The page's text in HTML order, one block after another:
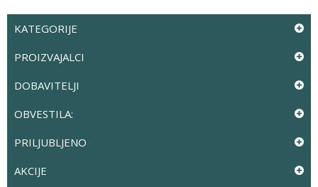
KATEGORIJE
PROIZVAJALCI
DOBAVITELJI
OBVESTILA:
PRILJUBLJENO
AKCIJE